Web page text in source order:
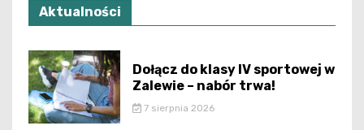
Aktualności
Dołącz do klasy IV sportowej w
Zalewie – nabór trwa!
7 sierpnia 2026